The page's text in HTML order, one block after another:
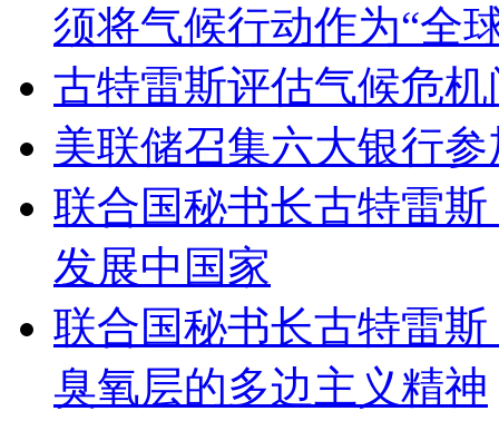
须将气候行动作为“全
古特雷斯评估气候危机
美联储召集六大银行
联合国秘书长古特雷
发展中国家
联合国秘书长古特雷
臭氧层的多边主义精神